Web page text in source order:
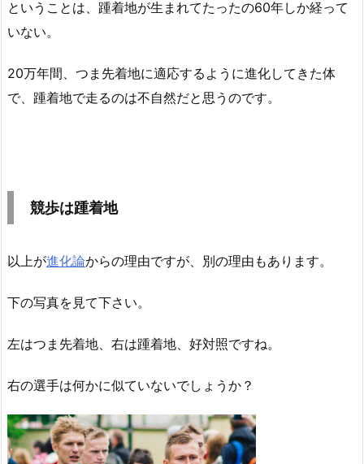
ということは、踵着地が生まれてたったの60年しか経って
いない。
20万年間、つま先着地に適応するように進化してきた体
で、踵着地で走るのは不自然だと思うのです。
競歩は踵着地
以上が進化論からの理由ですが、別の理由もあります。
下の写真を見て下さい。
左はつま先着地、右は踵着地、好対照ですね。
右の選手は何かに似ていないでしょうか？